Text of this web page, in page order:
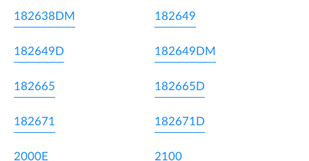
182638DM 182649
182649D 182649DM
182665 182665D
182671 182671D
2000E 2100